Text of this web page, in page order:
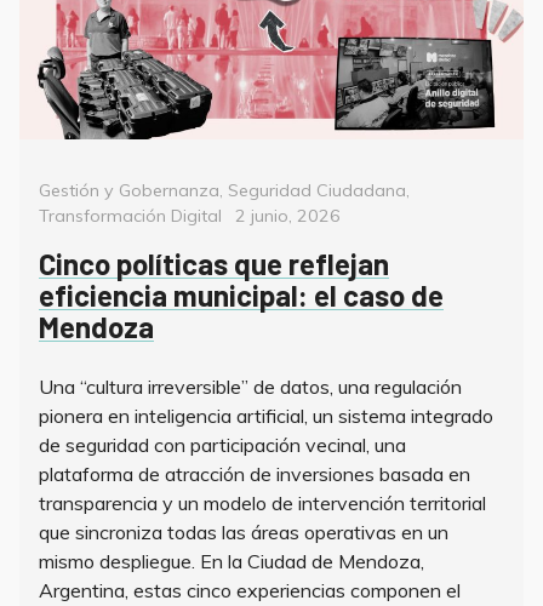
Categorías
Gestión y Gobernanza, Seguridad Ciudadana,
Transformación Digital
Posted
2 junio, 2026
Cinco políticas que reflejan
eficiencia municipal: el caso de
Mendoza
Una “cultura irreversible” de datos, una regulación
pionera en inteligencia artificial, un sistema integrado
de seguridad con participación vecinal, una
plataforma de atracción de inversiones basada en
transparencia y un modelo de intervención territorial
que sincroniza todas las áreas operativas en un
mismo despliegue. En la Ciudad de Mendoza,
Argentina, estas cinco experiencias componen el